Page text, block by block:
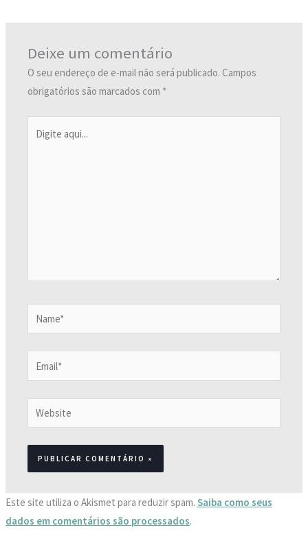
Deixe um comentário
O seu endereço de e-mail não será publicado. Campos
obrigatórios são marcados com *
aqui...
Name*
Email*
Website
Este site utiliza o Akismet para reduzir spam.Saiba como seus
dados em comentários são processados.